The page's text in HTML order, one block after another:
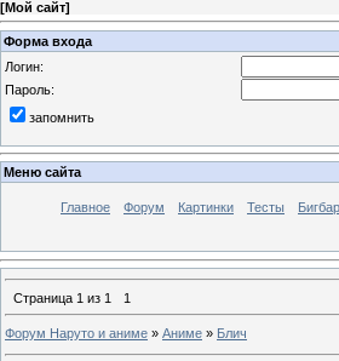
[Мой сайт]
Форма входа
Логин:
Пароль:
запомнить
Меню сайта
Главное Форум Картинки Тесты
Страница 1 из 1 1
Форум Наруто и аниме » Аниме » Блич